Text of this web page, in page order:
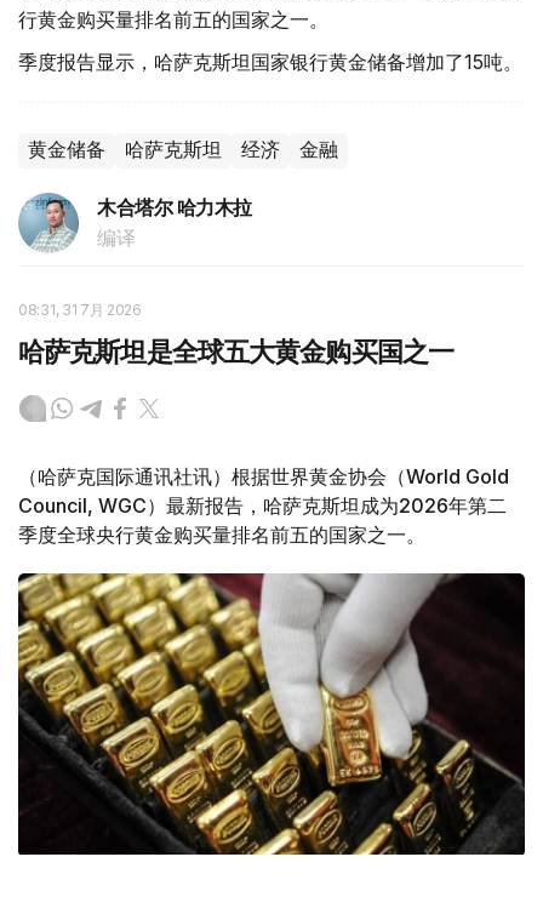
行黄金购买量排名前五的国家之一。
季度报告显示，哈萨克斯坦国家银行黄金储备增加了15吨。
黄金储备 哈萨克斯坦 经济 金融
木合塔尔 哈力木拉
编译
08:31, 31 7月 2026
哈萨克斯坦是全球五大黄金购买国之一
（哈萨克国际通讯社讯）根据世界黄金协会（World Gold
Council, WGC）最新报告，哈萨克斯坦成为2026年第二
季度全球央行黄金购买量排名前五的国家之一。